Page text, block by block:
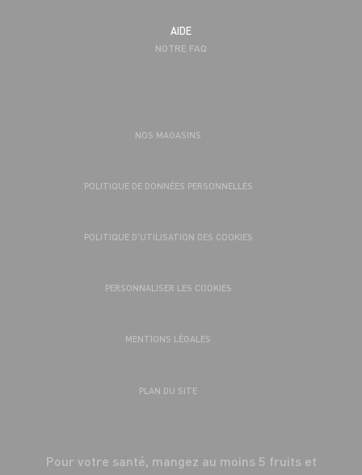
AIDE
NOTRE FAQ
NOS MAGASINS
POLITIQUE DE DONNÉES PERSONNELLES
POLITIQUE D’UTILISATION DES COOKIES
PERSONNALISER LES COOKIES
MENTIONS LÉGALES
PLAN DU SITE
Pour votre santé, mangez au moins 5 fruits et